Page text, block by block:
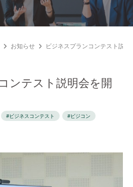
お知らせ ビジネスプランコンテスト説明
ンテスト説明会を開
#ビジネスコンテスト #ビジコン